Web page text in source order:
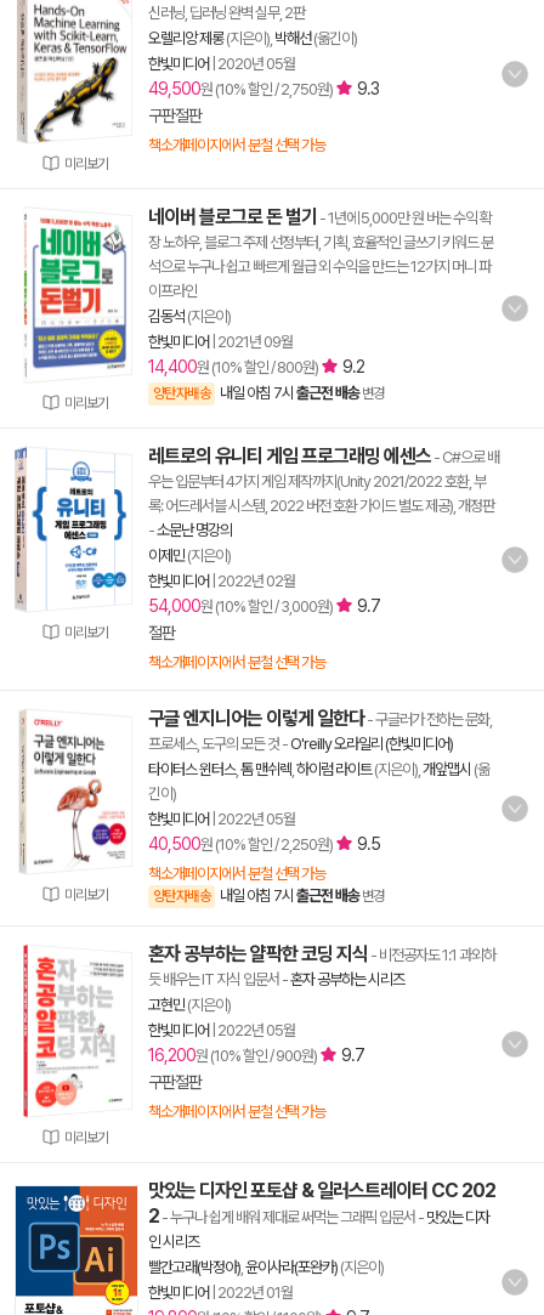
미리보기
신러닝, 딥러닝 완벽 실무, 2판
오렐리앙 제롱(지은이), 박해선(옮긴이)
한빛미디어 2020년 05월
49,500원 (10% 할인 / 2,750원)
9.3
구판절판
책소개페이지에서 분철 선택 가능
미리보기
네이버 블로그로 돈 벌기 - 1년에 5,000만 원 버는 수익 확
장 노하우, 블로그 주제 선정부터, 기획, 효율적인 글쓰기 키워드 분
석으로 누구나 쉽고 빠르게 월급 외 수익을 만드는 12가지 머니 파
이프라인
김동석 (지은이)
한빛미디어 2021년 09월
14,400원 (10% 할인 / 800원) 9.2
양탄자배송 내일 아침 7시 출근전 배송 변경
미리보기
레트로의 유니티 게임 프로그래밍 에센스 - C#으로 배
우는 입문부터 4가지 게임 제작까지(Unity 2021/2022 호환, 부
록: 어드레서블 시스템, 2022 버전 호환 가이드 별도 제공), 개정판
-소문난 명강의
이제민(지은이)
한빛미디어 2022년 02월
54,000원 (10% 할인 / 3,000원)
9.7
절판
책소개페이지에서 분철 선택 가능
미리보기
구글 엔지니어는 이렇게 일한다- 구글러가 전하는 문화,
프로세스, 도구의 모든 것 -O'reilly 오라일리 (한빛미디어)
타이터스 윈터스, 톰 맨쉬렉 하이럼 라이트(지은이), 개앞맵시 (옮
긴이)
한빛미디어 2022년 05월
40,500원 (10% 할인 / 2,250원) 9.5
책소개페이지에서 분철 선택 가능
양탄자배송 내일 아침 7시 출근전 배송 변경
미리보기
혼자 공부하는 얄팍한 코딩 지식 - 비전공자도 1:1 과외하
듯 배우는 IT 지식 입문서 -혼자 공부하는 시리즈
고현민(지은이)
한빛미디어 2022년 05월
16,200원 (10% 할인 / 900원)
9.7
구판절판
책소개페이지에서 분철 선택 가능
맛있는 디자인 포토샵 & 일러스트레이터 CC 202
2 - 누구나 쉽게 배워 제대로 써먹는 그래픽 입문서 - 맛있는 디자
인 시리즈
빨간고래(박정아) 윤이사라(포완카) (지은이)
한빛미디어 2022년 01월